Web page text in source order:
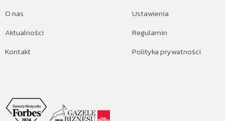
O nas
Aktualności
Kontakt
Ustawienia
Regulamin
Polityka prywatności